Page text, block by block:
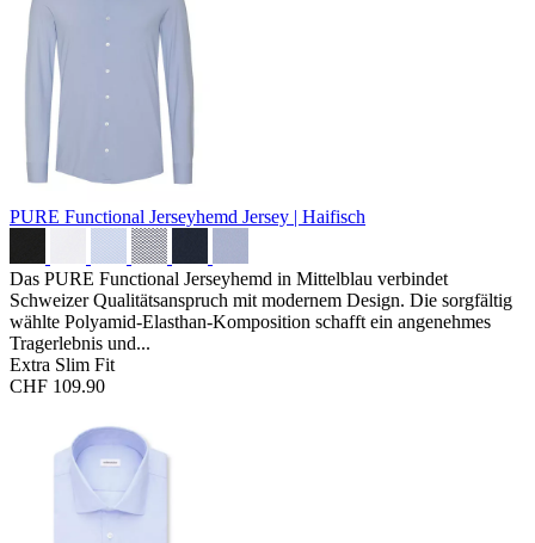
PURE Functional Jerseyhemd Jersey | Haifisch
Das PURE Functional Jerseyhemd in Mittelblau verbindet
Schweizer Qualitätsanspruch mit modernem Design. Die sorgfältig
wählte Polyamid-Elasthan-Komposition schafft ein angenehmes
Tragerlebnis und...
Extra Slim Fit
CHF 109.90